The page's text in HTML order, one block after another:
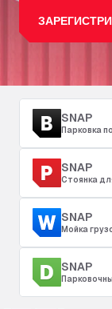
SNAP
Парковка
SNAP
Стоянка
SNAP
Мойка
SNAP